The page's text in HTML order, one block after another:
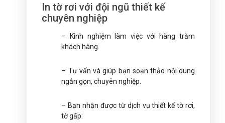
In tờ rơi với đội ngũ thiết kế
chuyên nghiệp
– Kinh nghiệm làm việc với hàng trăm
khách hàng.
– Tư vấn và giúp bạn soạn thảo nội dung
ngắn gọn, chuyên nghiệp.
– Bạn nhận được từ dịch vụ thiết kế tờ rơi,
tờ gấp: